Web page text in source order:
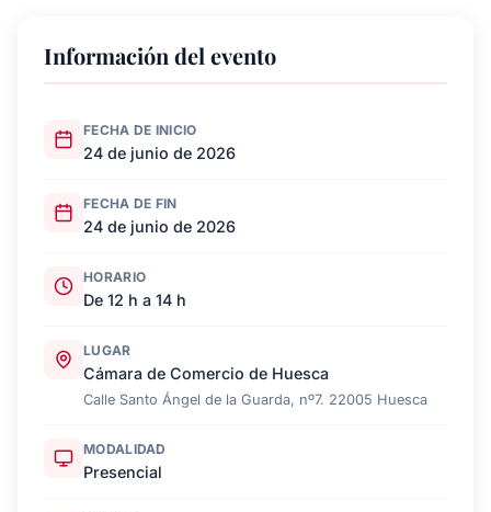
Información del evento
FECHA DE INICIO
24 de junio de 2026
FECHA DE FIN
24 de junio de 2026
HORARIO
De 12 h a 14 h
LUGAR
Cámara de Comercio de Huesca
Calle Santo Ángel de la Guarda, nº7. 22005 Huesca
MODALIDAD
Presencial